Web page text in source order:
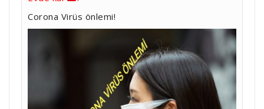
Corona Virüs önlemi!